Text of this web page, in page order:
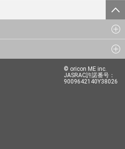
© oricon ME inc.
JASRAC許諾番号：
9009642140Y38026